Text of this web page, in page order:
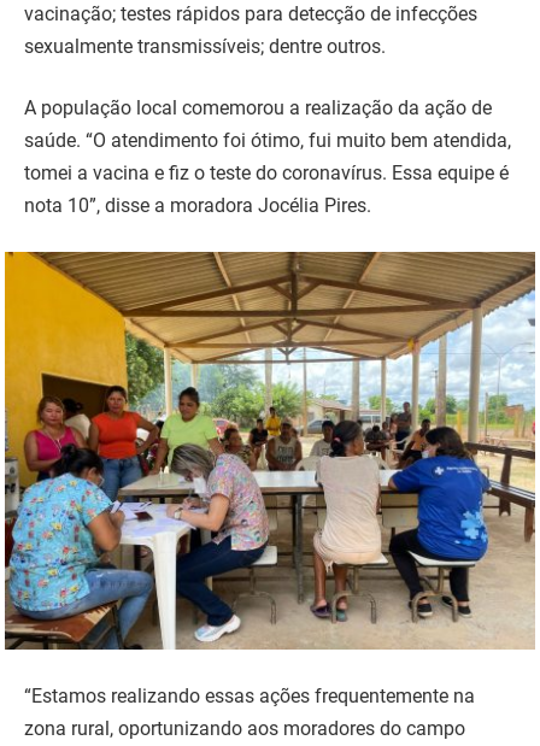
vacinação; testes rápidos para detecção de infecções
sexualmente transmissíveis; dentre outros.
A população local comemorou a realização da ação de
saúde. “O atendimento foi ótimo, fui muito bem atendida,
tomei a vacina e fiz o teste do coronavírus. Essa equipe é
nota 10”, disse a moradora Jocélia Pires.
“Estamos realizando essas ações frequentemente na
zona rural, oportunizando aos moradores do campo